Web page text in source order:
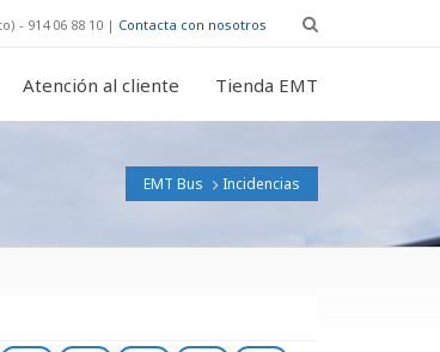
- 914 06 88 10 | Contacta con nosotros
Atención al cliente Tienda EMT
EMT Bus Incidencias